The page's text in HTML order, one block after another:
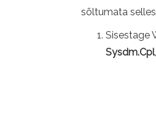
sõltumata
Sisestage
Sysdm.Cpl